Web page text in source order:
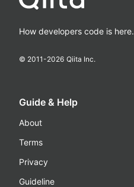
How developers code is here.
© 2011-2026 Qiita Inc.
Guide & Help
About
Terms
Privacy
Guideline